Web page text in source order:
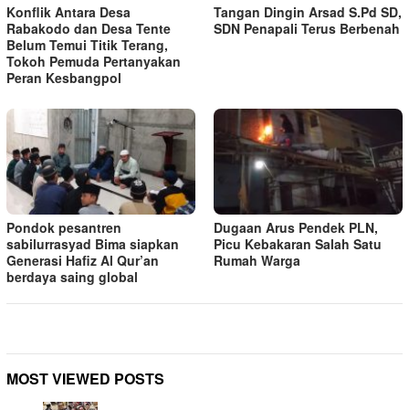
Konflik Antara Desa
Rabakodo dan Desa Tente
Belum Temui Titik Terang,
Tokoh Pemuda Pertanyakan
Peran Kesbangpol
Tangan Dingin Arsad S.Pd SD,
SDN Penapali Terus Berbenah
Pondok pesantren
sabilurrasyad Bima siapkan
Generasi Hafiz Al Qur’an
berdaya saing global
Dugaan Arus Pendek PLN,
Picu Kebakaran Salah Satu
Rumah Warga
MOST VIEWED POSTS